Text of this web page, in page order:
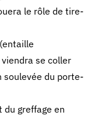
le rôle de tire-
se coller
soulevée du porte-
greffage en